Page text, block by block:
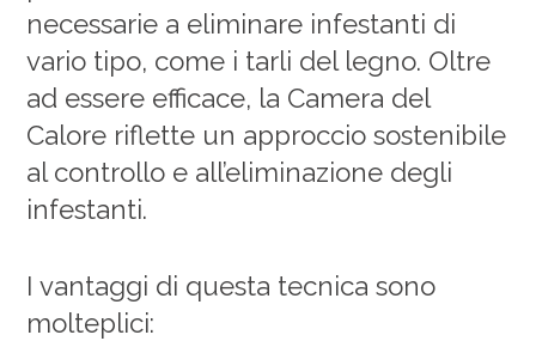
necessarie a eliminare infestanti di
vario tipo, come i tarli del legno. Oltre
ad essere efficace, la Camera del
Calore riflette un approccio sostenibile
al controllo e all’eliminazione degli
infestanti.
I vantaggi di questa tecnica sono
molteplici: